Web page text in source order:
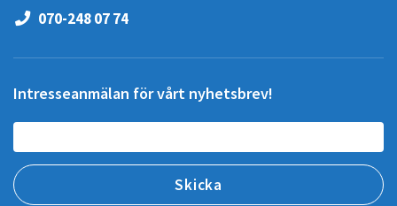
070-248 07 74
Intresseanmälan för vårt nyhetsbrev!